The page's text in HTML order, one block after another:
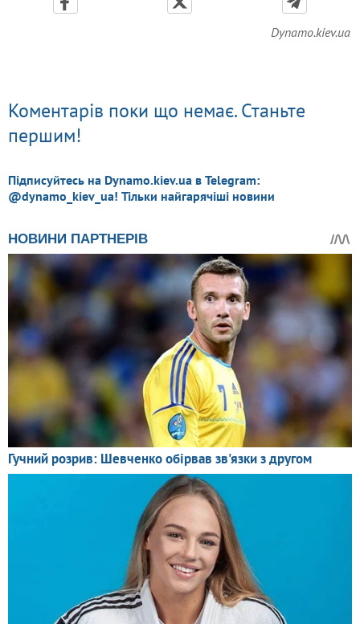
Dynamo.kiev.ua
Коментарів поки що немає. Станьте
першим!
Підписуйтесь на Dynamo.kiev.ua в Telegram:
@dynamo_kiev_ua! Тільки найгарячіші новини